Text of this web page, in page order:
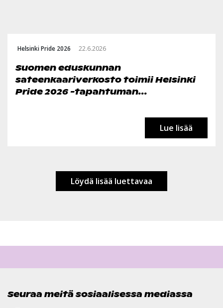
Helsinki Pride 2026 22.6.2026
Suomen eduskunnan
sateenkaariverkosto toimii Helsinki
Pride 2026 -tapahtuman...
Lue lisää
Löydä lisää luettavaa
Seuraa meitä sosiaalisessa mediassa